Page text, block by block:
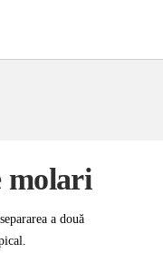
molari
a două